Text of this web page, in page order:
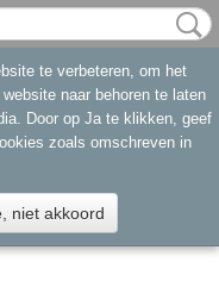
te verbeteren, om het
naar behoren te laten
Door op Ja te klikken, geef
zoals omschreven in
niet akkoord